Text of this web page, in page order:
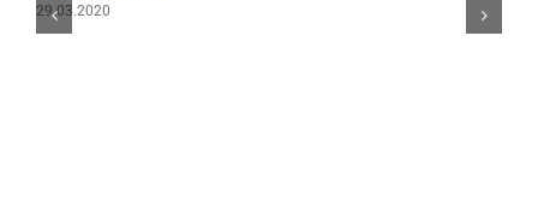
29.03.2020